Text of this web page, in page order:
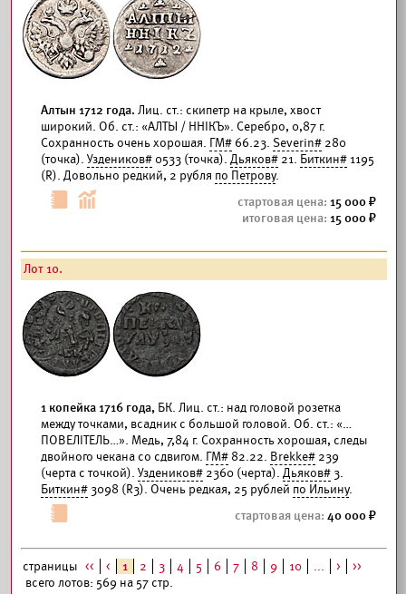
Алтын 1712 года. Лиц. ст.: скипетр на крыле, хвост
широкий. Об. ст.: «АЛТЫ / ННIКЪ». Серебро, 0,87 г.
Сохранность очень хорошая. ГМ# 66.23. Severin# 280
(точка). Уздеников# 0533 (точка). Дьяков# 21. Биткин# 1195
(R). Довольно редкий, 2 рубля по Петрову.
15 000
15 000
Лот 10.
1 копейка 1716 года, БК. Лиц. ст.: над головой розетка
между точками, всадник с большой головой. Об. ст.: «…
ПОВЕЛIТЕЛЬ…». Медь, 7,84 г. Сохранность хорошая, следы
двойного чекана со сдвигом. ГМ# 82.22. Brekke# 239
(черта с точкой). Уздеников# 2360 (черта). Дьяков#3.
Биткин#3098 (R3). Очень редкая, 25 рублей по Ильину.
40 000
страницы << < 1 2 3 4 5 6 7 8 9 10 ... >
>>
всего лотов: 569 на 57 стр.